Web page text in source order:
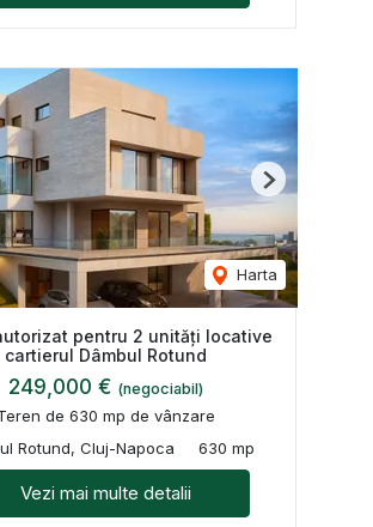
Harta
Next
pentru 2 unități locative
cartierul Dâmbul Rotund
249,000 € (negociabil)
de 630 mp de vânzare
Rotund, Cluj-Napoca
630 mp
Vezi mai multe detalii